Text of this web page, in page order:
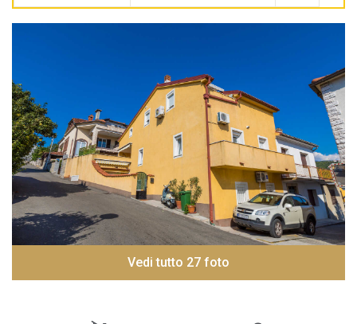
Vedi tutto 27 foto